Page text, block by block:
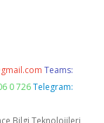
Teams:
0 726 Telegram:
Bilgi Teknolojileri